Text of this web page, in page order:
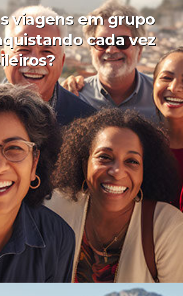
viagens em grupo
cada vez